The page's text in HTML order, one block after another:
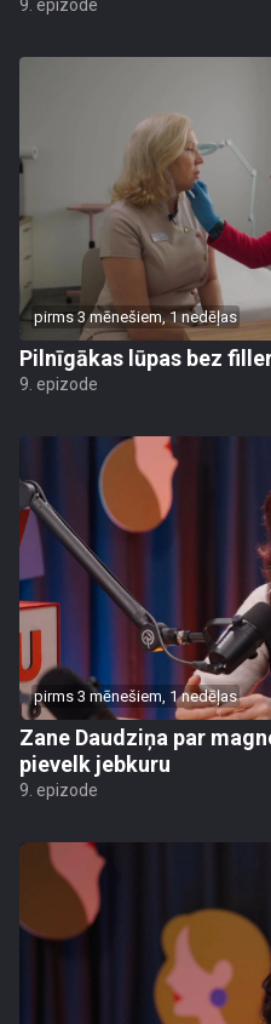
9. epizode
pirms 3 mēnešiem, 1 nedēļas
Pilnīgākas lūpas bez
9. epizode
pirms 3 mēnešiem, 1 nedēļas
Zane Daudziņa par
pievelk jebkuru
9. epizode